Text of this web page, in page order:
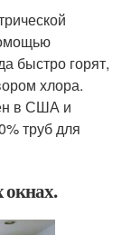
быстро горят,
хлора.
в США и
труб для